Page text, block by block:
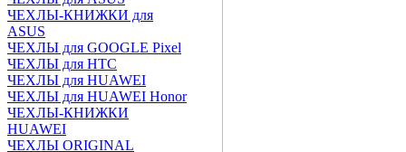
ЧЕХЛЫ-КНИЖКИ для
ASUS
ЧЕХЛЫ для GOOGLE Pixel
ЧЕХЛЫ для HTC
ЧЕХЛЫ для HUAWEI
ЧЕХЛЫ для HUAWEI Honor
ЧЕХЛЫ-КНИЖКИ
HUAWEI
ЧЕХЛЫ ORIGINAL